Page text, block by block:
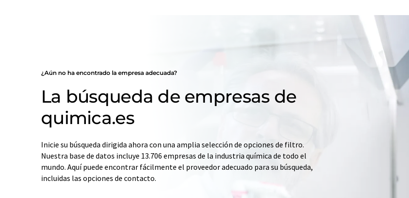
¿Aún no ha encontrado la empresa adecuada?
La búsqueda de empresas de
quimica.es
Inicie su búsqueda dirigida ahora con una amplia selección de opciones de filtro.
Nuestra base de datos incluye 13.706 empresas de la industria química de todo el
mundo. Aquí puede encontrar fácilmente el proveedor adecuado para su búsqueda,
incluidas las opciones de contacto.